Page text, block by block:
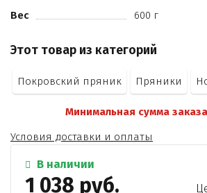
эмульгаторы (лецитин соевый
ароматизатор Ванилин)
вода питьевая
сахарная пудра
белок яичный сухой
жир кондитерский
дезодорированные растительные
натуральном и модифицированном
пальмоядровое)
Вес
600 г
Этот товар из категорий
Покровский пряник Пряники
Минимальная сумма
Условия доставки и оплаты
В наличии
1 038 руб.